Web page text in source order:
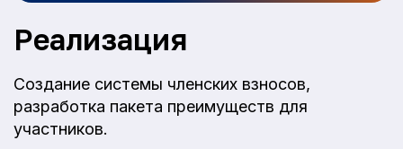
Реализация
Создание системы членских взносов,
разработка пакета преимуществ для
участников.